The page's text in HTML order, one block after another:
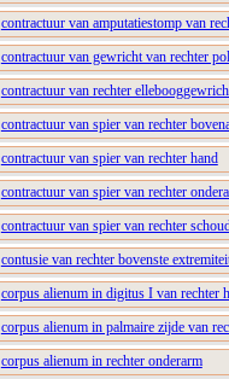
contractuur van amputatiestomp van
contractuur van gewricht van rechter
contractuur van rechter
contractuur van spier van rechter
contractuur van spier van rechter hand
contractuur van spier van rechter
contractuur van spier van rechter
contusie van rechter bovenste
corpus alienum in digitus I van rechter
corpus alienum in palmaire zijde van
corpus alienum in rechter onderarm